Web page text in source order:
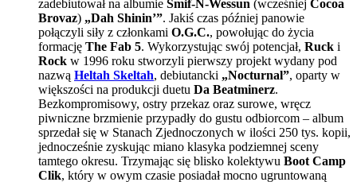
zadebiutował na albumie Smif-N-Wessun (wcześniej Cocoa
Brovaz) „Dah Shinin’”. Jakiś czas później panowie
połączyli siły z członkami O.G.C., powołując do życia
formację The Fab 5. Wykorzystując swój potencjał, Ruck i
Rock w 1996 roku stworzyli pierwszy projekt wydany pod
nazwą Heltah Skeltah, debiutancki „Nocturnal”, oparty w
większości na produkcji duetu Da Beatminerz.
Bezkompromisowy, ostry przekaz oraz surowe, wręcz
piwniczne brzmienie przypadły do gustu odbiorcom – album
sprzedał się w Stanach Zjednoczonych w ilości 250 tys. kopii,
jednocześnie zyskując miano klasyka podziemnej sceny
tamtego okresu. Trzymając się blisko kolektywu Boot Camp
Clik, który w owym czasie posiadał mocno ugruntowaną